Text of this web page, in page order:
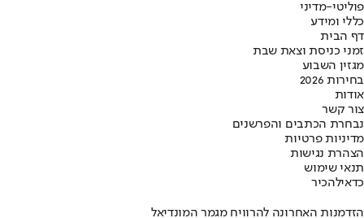
פוליטי-מדיני
כללי ומידע
דף הבית
זמני כניסת וצאת שבת
מגזין השבוע
בחירות 2026
אודות
צור קשר
נבחרת הכתבים והפרשנים
מדיניות פרטיות
הצהרת נגישות
תנאי שימוש
כדאילהכיר
הזדמנות האחרונה להרוויח מגמר המונדיאל